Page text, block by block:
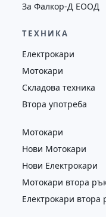
За Фалкор-Д ЕООД
ТЕХНИКА
Електрокари
Мотокари
Складова техника
Втора употреба
Мотокари
Нови Мотокари
Нови Електрокари
Мотокари втора
Електрокари втора